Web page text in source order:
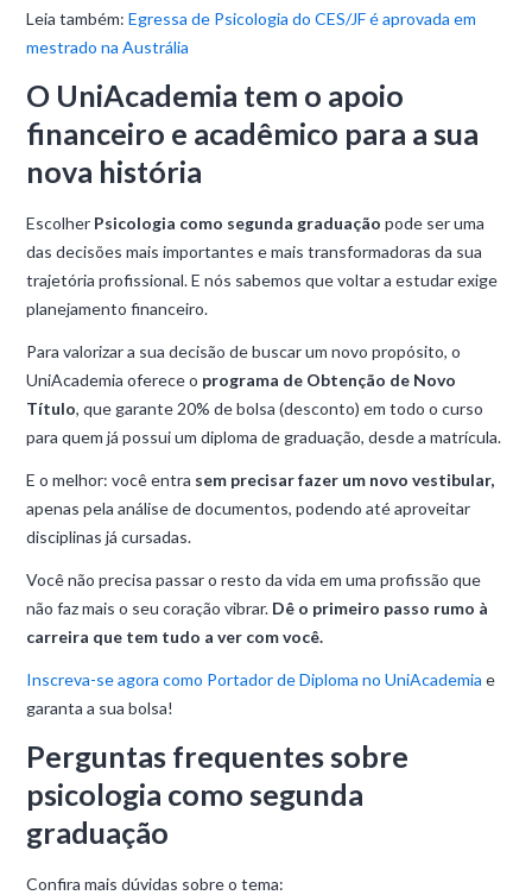
Leia também:Egressa de Psicologia do CES/JF é aprovada em
mestrado na Austrália
O UniAcademia tem o apoio
financeiro e acadêmico para a sua
nova história
Escolher Psicologia como segunda graduação pode ser uma
das decisões mais importantes e mais transformadoras da sua
trajetória profissional. E nós sabemos que voltar a estudar exige
planejamento financeiro.
Para valorizar a sua decisão de buscar um novo propósito, o
UniAcademia oferece o programa de Obtenção de Novo
Título, que garante 20% de bolsa (desconto) em todo o curso
para quem já possui um diploma de graduação, desde a matrícula.
E o melhor: você entra sem precisar fazer um novo vestibular,
apenas pela análise de documentos, podendo até aproveitar
disciplinas já cursadas.
Você não precisa passar o resto da vida em uma profissão que
não faz mais o seu coração vibrar. Dê o primeiro passo rumo à
carreira que tem tudo a ver com você.
Inscreva-se agora como Portador de Diploma no UniAcademia e
garanta a sua bolsa!
Perguntas frequentes sobre
psicologia como segunda
graduação
Confira mais dúvidas sobre o tema: